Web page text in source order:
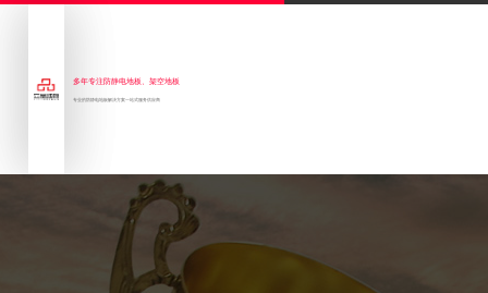
多年专注防静电地板、架空地板
专业的防静电地板解决方案一站式服务供应商